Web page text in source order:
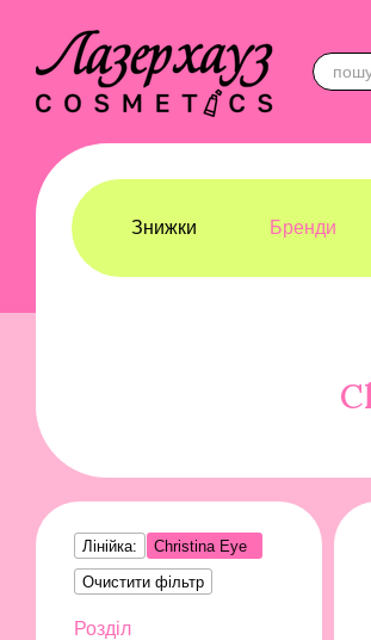
Знижки Бренди
Лінійка:
Christina Eye
Очистити фільтр
Розділ